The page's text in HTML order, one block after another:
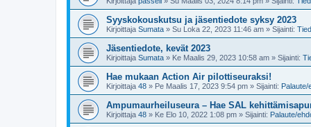
Syyskokouskutsu ja jäsentiedote syksy 2023
Kirjoittaja Sumata » Su Loka 22, 2023 11:46 am » Sijainti:
Jäsentiedote, kevät 2023
Kirjoittaja Sumata » Ke Maalis 29, 2023 10:58 am » Sijainti:
Hae mukaan Action Air pilottiseuraksi!
Kirjoittaja 48 » Pe Maalis 17, 2023 9:54 pm » Sijainti: Palaute/
Ampumaurheiluseura – Hae SAL
Kirjoittaja 48 » Ke Elo 10, 2022 1:08 pm » Sijainti: Palaute/